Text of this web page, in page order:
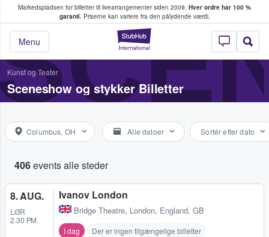
Markedspladsen for billetter til livearrangementer siden 2009. Hver ordre har 100 %
garanti.Priserne kan variere fra den pålydende værdi.
StubHub - Hvor
Menu
køber og sælger billetter
Kunst og Teater
Sceneshow og stykker Billetter
Columbus, OH Alle datoer Sortér efter dato
406events alle steder
8. AUG.
LØR
2.30 PM
Ivanov London
Bridge Theatre, London, England, GB
I dag Der er ingen tilgængelige billetter